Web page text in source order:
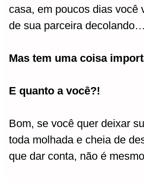
casa, em poucos dias você
de sua parceira decolando…
Mas tem uma coisa
E quanto a você?!
Bom, se você quer deixar
toda molhada e cheia de
que dar conta, não é